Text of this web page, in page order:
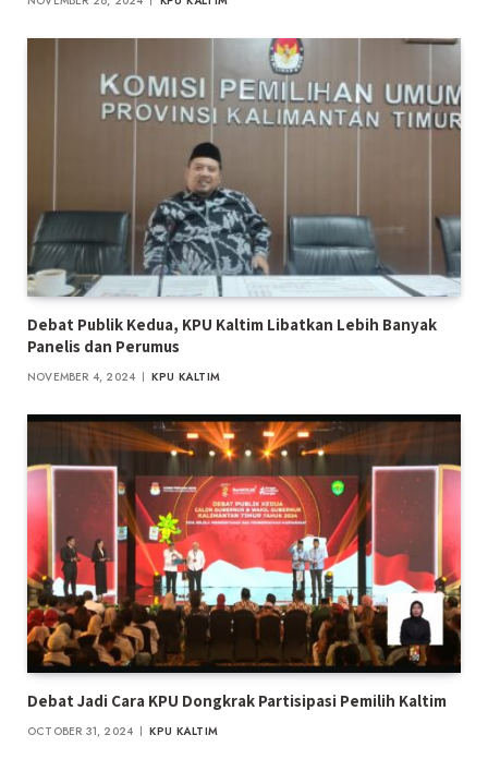
Debat Publik Kedua, KPU Kaltim Libatkan Lebih Banyak
Panelis dan Perumus
NOVEMBER 4, 2024 KPU KALTIM
Debat Jadi Cara KPU Dongkrak Partisipasi Pemilih Kaltim
OCTOBER 31, 2024 KPU KALTIM